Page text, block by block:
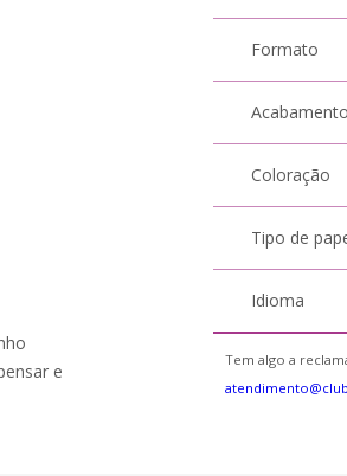
e
Formato
Acabamento
Coloração
Tipo de
Idioma
Tem algo a